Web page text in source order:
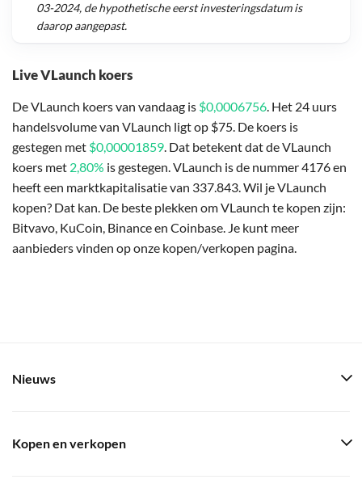
Live VLaunch koers
De VLaunch koers van vandaag is $0,0006756. Het 24 uurs
handelsvolume van VLaunch ligt op $75. De koers is
gestegen met $0,00001859. Dat betekent dat de VLaunch
koers met 2,80% is gestegen. VLaunch is de nummer 4176 en
heeft een marktkapitalisatie van 337.843. Wil je VLaunch
kopen? Dat kan. De beste plekken om VLaunch te kopen zijn:
Bitvavo, KuCoin, Binance en Coinbase. Je kunt meer
aanbieders vinden op onze kopen/verkopen pagina.
03-2024, de hypothetische eerst investeringsdatum is
daarop aangepast.
Nieuws
Kopen en verkopen